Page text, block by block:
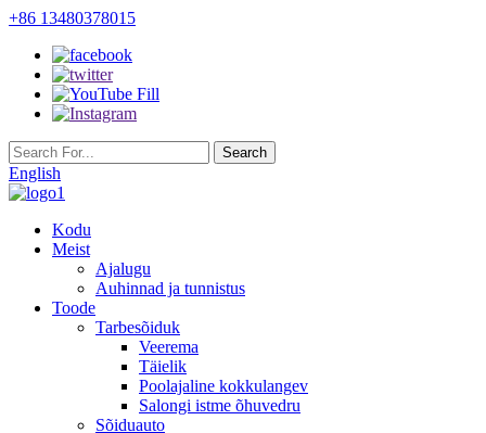
+86 13480378015
English
Kodu
Meist
Ajalugu
Auhinnad ja tunnistus
Toode
Tarbesõiduk
Veerema
Täielik
Poolajaline kokkulangev
Salongi istme õhuvedru
Sõiduauto